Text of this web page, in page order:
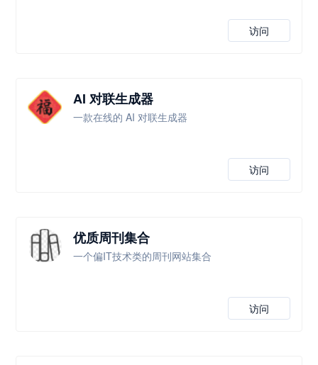
访问
AI 对联生成器
一款在线的 AI 对联生成器
访问
优质周刊集合
一个偏IT技术类的周刊网站集合
访问